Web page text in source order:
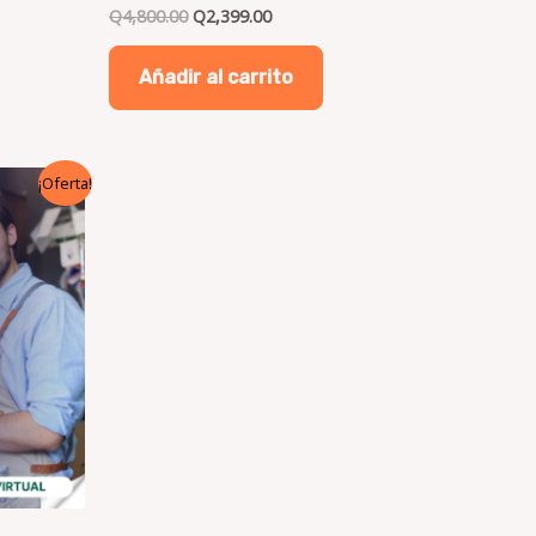
Q4,800.00 Q2,399.00
Añadir al carrito
¡Oferta!